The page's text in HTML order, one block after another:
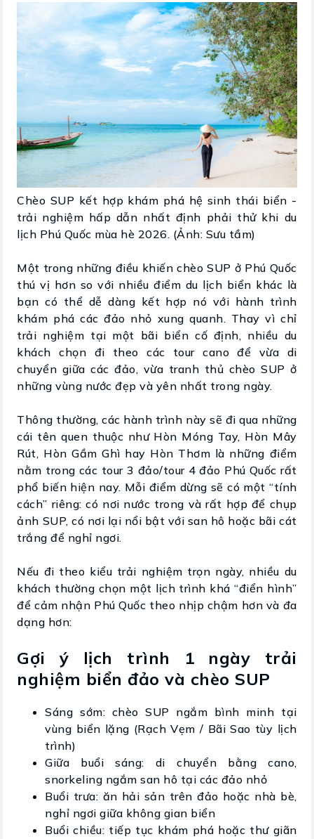
Chèo SUP kết hợp khám phá hệ sinh thái biển -
trải nghiệm hấp dẫn nhất định phải thử khi du
lịch Phú Quốc mùa hè 2026. (Ảnh: Sưu tầm)
Một trong những điều khiến chèo SUP ở Phú Quốc
thú vị hơn so với nhiều điểm du lịch biển khác là
bạn có thể dễ dàng kết hợp nó với hành trình
khám phá các đảo nhỏ xung quanh. Thay vì chỉ
trải nghiệm tại một bãi biển cố định, nhiều du
khách chọn đi theo các tour cano để vừa di
chuyển giữa các đảo, vừa tranh thủ chèo SUP ở
những vùng nước đẹp và yên nhất trong ngày.
Thông thường, các hành trình này sẽ đi qua những
cái tên quen thuộc như Hòn Móng Tay, Hòn Mây
Rút, Hòn Gầm Ghì hay Hòn Thơm là những điểm
nằm trong các tour 3 đảo/tour 4 đảo Phú Quốc rất
phổ biến hiện nay. Mỗi điểm dừng sẽ có một “tính
cách” riêng: có nơi nước trong và rất hợp để chụp
ảnh SUP, có nơi lại nổi bật với san hô hoặc bãi cát
trắng để nghỉ ngơi.
Nếu đi theo kiểu trải nghiệm trọn ngày, nhiều du
khách thường chọn một lịch trình khá “điển hình”
để cảm nhận Phú Quốc theo nhịp chậm hơn và đa
dạng hơn:
Gợi ý lịch trình 1 ngày trải
nghiệm biển đảo và chèo SUP
Sáng sớm: chèo SUP ngắm bình minh tại
vùng biển lặng (Rạch Vẹm / Bãi Sao tùy lịch
trình)
Giữa buổi sáng: di chuyển bằng cano,
snorkeling ngắm san hô tại các đảo nhỏ
Buổi trưa: ăn hải sản trên đảo hoặc nhà bè,
nghỉ ngơi giữa không gian biển
Buổi chiều: tiếp tục khám phá hoặc thư giãn